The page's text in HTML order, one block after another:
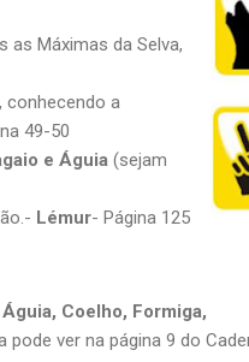
as Máximas da Selva,
conhecendo a
49-50
e Águia (sejam
Lémur- Página 125
Coelho, Formiga,
pode ver na página 9 do